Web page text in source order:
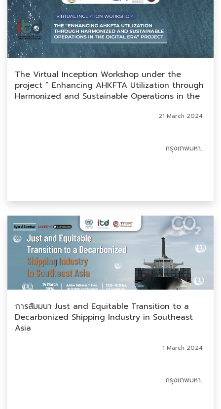
The Virtual Inception Workshop under the
project “ Enhancing AHKFTA Utilization through
Harmonized and Sustainable Operations in the
กรุงเทพมหานคร
21 March 2024
การสัมมนา Just and Equitable Transition to a
Decarbonized Shipping Industry in Southeast
Asia
กรุงเทพมหานคร
1 March 2024